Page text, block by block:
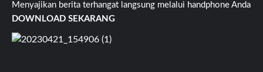
Menyajikan berita terhangat langsung melalui handphone Anda
DOWNLOAD SEKARANG